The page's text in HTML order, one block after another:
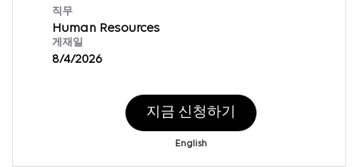
직무
Human Resources
게재일
8/4/2026
지금 신청하기
English